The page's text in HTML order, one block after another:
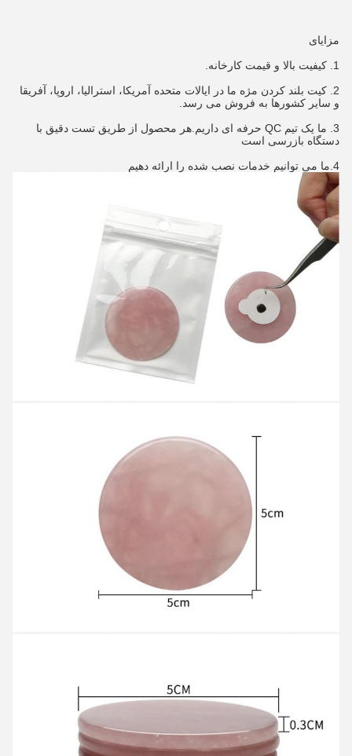
مزایای
1. کیفیت بالا و قیمت کارخانه.
و سایر کشورها به فروش می رسد.
دستگاه بازرسی است
4.ما می توانیم خدمات نصب شده را ارائه دهیم